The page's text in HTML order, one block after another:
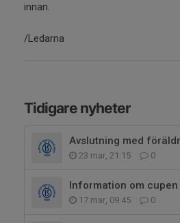
innan.
/Ledarna
Tidigare nyheter
Avslutning med
23 mar, 21:15 0
Information om cupen
17 mar, 09:45 0